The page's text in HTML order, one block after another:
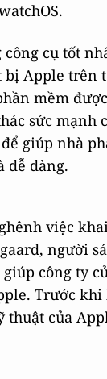
cụ tốt
Apple trên
mềm
sức mạnh
giúp nhà
dễ dàng.
việc
người
công ty
Trước
của